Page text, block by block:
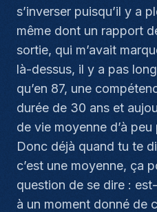
s’inverser puisqu’il y a
même dont un rapport
sortie, qui m’avait
là-dessus, il y a pas
qu’en 87, une
durée de 30 ans et
de vie moyenne d’à
Donc déjà quand tu te
c’est une moyenne, ça
question de se dire :
à un moment donné de